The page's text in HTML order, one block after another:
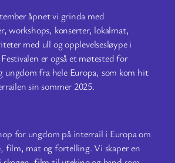
åpnet vi grinda med
workshops, konserter, lokalmat,
med ull og opplevelsesløype i
er også et møtested for
ungdom fra hele Europa, som kom hit
sin sommer 2025.
for ungdom på interrail i Europa om
film, mat og fortelling. Vi skaper en